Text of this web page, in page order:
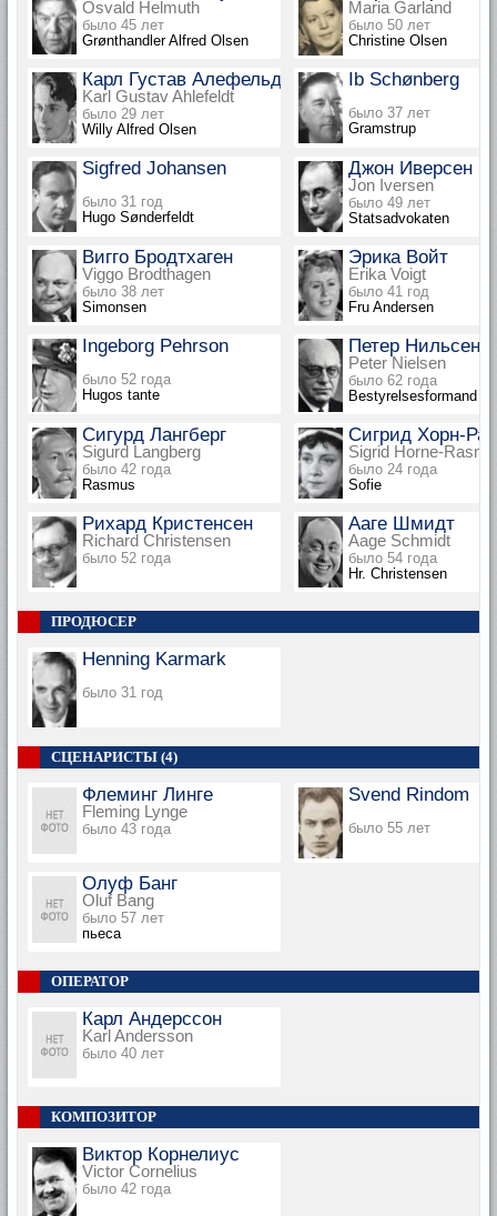
Osvald Helmuth
было 45 лет
Grønthandler Alfred Olsen
Maria Garland
было 50 лет
Christine Olsen
Карл Густав Алефельдт
Karl Gustav Ahlefeldt
было 29 лет
Willy Alfred Olsen
Ib Schønberg
было 37 лет
Gramstrup
Sigfred Johansen
было 31 год
Hugo Sønderfeldt
Джон Иверсен
Jon Iversen
было 49 лет
Statsadvokaten
Вигго Бродтхаген
Viggo Brodthagen
было 38 лет
Simonsen
Эрика Войт
Erika Voigt
было 41 год
Fru Andersen
Ingeborg Pehrson
было 52 года
Hugos tante
Петер Нильсен
Peter Nielsen
было 62 года
Bestyrelsesformand
Сигурд Лангберг
Sigurd Langberg
было 42 года
Rasmus
Сигрид Хорн-
Sigrid Horne-
было 24 года
Sofie
Рихард Кристенсен
Richard Christensen
было 52 года
Ааге Шмидт
Aage Schmidt
было 54 года
Hr. Christensen
ПРОДЮСЕР
Henning Karmark
было 31 год
СЦЕНАРИСТЫ (4)
Флеминг Линге
Fleming Lynge
было 43 года
Svend Rindom
было 55 лет
Олуф Банг
Oluf Bang
было 57 лет
пьеса
ОПЕРАТОР
Карл Андерссон
Karl Andersson
было 40 лет
КОМПОЗИТОР
Виктор Корнелиус
Victor Cornelius
было 42 года